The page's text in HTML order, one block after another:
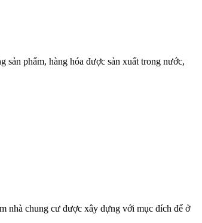
phẩm, hàng hóa được sản xuất trong nước,
nhà chung cư được xây dựng với mục đích để ở